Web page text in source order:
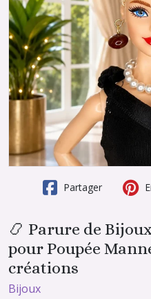
Partager
📿 Parure de
pour Poupée
créations
Bijoux